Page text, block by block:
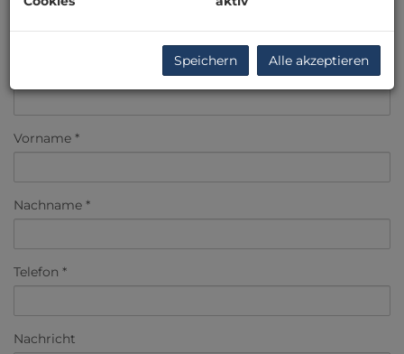
Vorname
Nachname
Telefon
Nachricht
Speichern Alle akzeptieren